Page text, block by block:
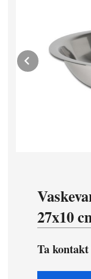
Prev
27x10
Ta